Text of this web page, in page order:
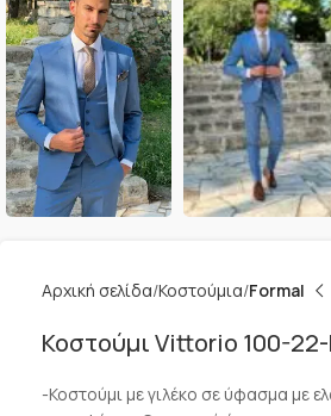
Αρχική σελίδα Κοστούμια Formal
Κοστούμι Vittorio 100-22-
-Κοστούμι με γιλέκο σε ύφασμα με